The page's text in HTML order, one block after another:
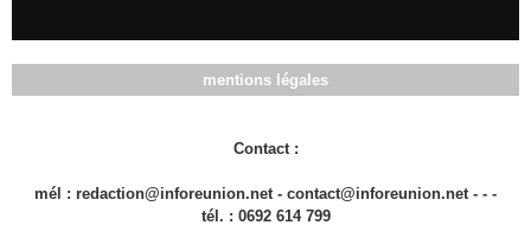
mentions légales
Contact :
mél : redaction@inforeunion.net - contact@inforeunion.net - - -
tél. : 0692 614 799